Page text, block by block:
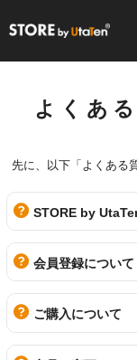
よくあ
先に、以下「よくある
STORE by
会員登録について
ご購入について